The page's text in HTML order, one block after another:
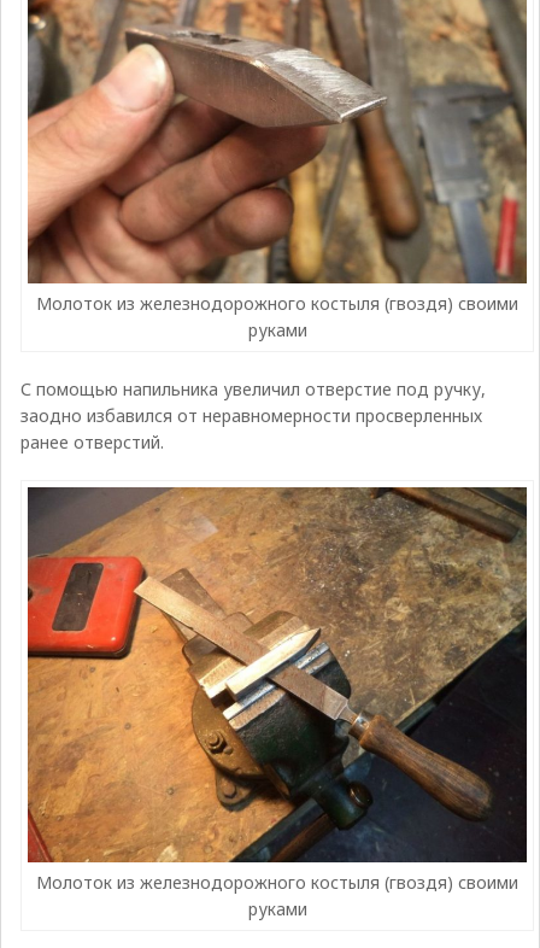
Молоток из железнодорожного костыля (гвоздя) своими
руками
С помощью напильника увеличил отверстие под ручку,
заодно избавился от неравномерности просверленных
ранее отверстий.
Молоток из железнодорожного костыля (гвоздя) своими
руками